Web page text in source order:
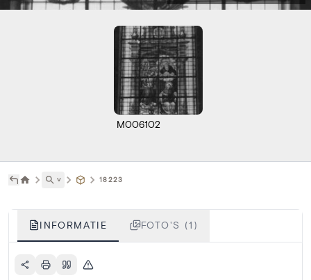
M006102
˅ 18223
INFORMATIE FOTO'S (1)